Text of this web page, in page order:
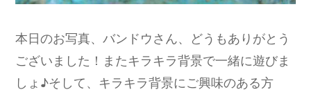
本日のお写真、バンドウさん、どうもありがとう
ございました！またキラキラ背景で一緒に遊びま
しょ♪そして、キラキラ背景にご興味のある方